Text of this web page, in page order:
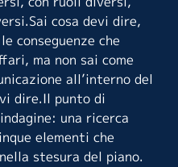
cosa devi dire,
conseguenze che
ma non sai come
all’interno del
dire.Il punto di
una ricerca
elementi che
stesura del piano.